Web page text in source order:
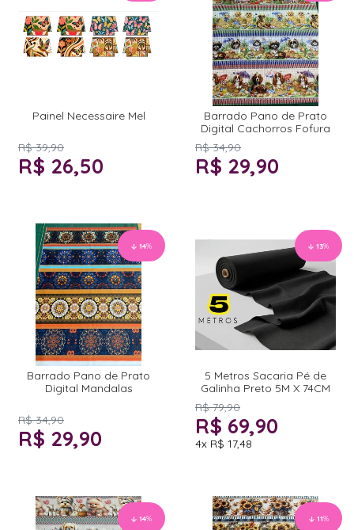
Painel Necessaire Mel
R$ 39,90
R$ 26,50
Barrado Pano de Prato
Digital Cachorros Fofura
R$ 34,90
R$ 29,90
14%
Barrado Pano de Prato
Digital Mandalas
R$ 34,90
R$ 29,90
13%
5 Metros Sacaria Pé de
Galinha Preto 5M X 74CM
R$ 79,90
R$ 69,90
4x R$ 17,48
14% 11%